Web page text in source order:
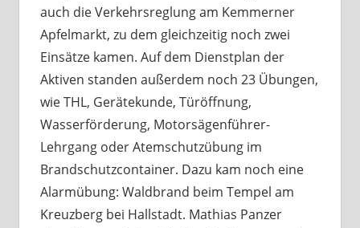
auch die Verkehrsreglung am Kemmerner
Apfelmarkt, zu dem gleichzeitig noch zwei
Einsätze kamen. Auf dem Dienstplan der
Aktiven standen außerdem noch 23 Übungen,
wie THL, Gerätekunde, Türöffnung,
Wasserförderung, Motorsägenführer-
Lehrgang oder Atemschutzübung im
Brandschutzcontainer. Dazu kam noch eine
Alarmübung: Waldbrand beim Tempel am
Kreuzberg bei Hallstadt. Mathias Panzer